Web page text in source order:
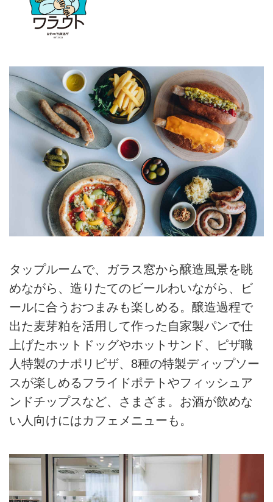
タップルームで、ガラス窓から醸造風景を眺
めながら、造りたてのビールわいながら、ビ
ールに合うおつまみも楽しめる。醸造過程で
出た麦芽粕を活用して作った自家製パンで仕
上げたホットドッグやホットサンド、ピザ職
人特製のナポリピザ、8種の特製ディップソー
スが楽しめるフライドポテトやフィッシュア
ンドチップスなど、さまざま。お酒が飲めな
い人向けにはカフェメニューも。